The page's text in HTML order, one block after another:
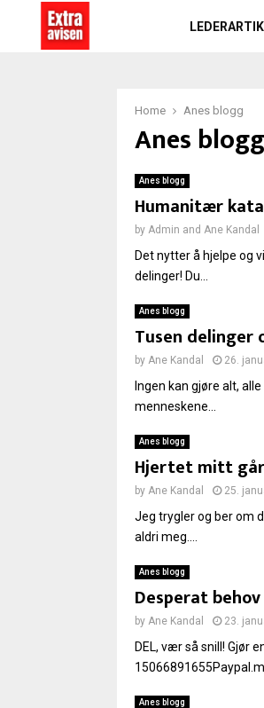
Home Anes blogg
Anes blogg
Anes blogg
Humanitær
by Admin and Ane Kandal
Det nytter å hjelpe og
delinger! Du...
Anes blogg
Tusen delinger
by Ane Kandal 26.
Ingen kan gjøre alt,
menneskene...
Anes blogg
Hjertet mitt
by Ane Kandal 25.
Jeg trygler og ber om
aldri meg....
Anes blogg
Desperat
by Ane Kandal 23.
DEL, vær så snill! Gjør
Anes blogg